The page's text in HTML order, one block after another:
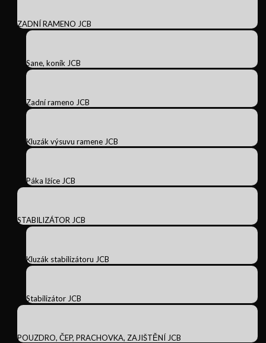
ZADNÍ RAMENO JCB
Sane, koník JCB
Zadní rameno JCB
Kluzák výsuvu ramene JCB
Páka lžíce JCB
STABILIZÁTOR JCB
Kluzák stabilizátoru JCB
Stabilizátor JCB
POUZDRO, ČEP, PRACHOVKA, ZAJIŠTĚNÍ JCB